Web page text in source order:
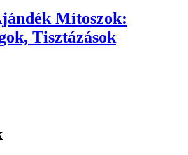
Mítoszok:
Tisztázások